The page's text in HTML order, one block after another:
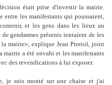
était prise d'investir la mairie.
entre les manifestants qui poussaient,
et les gens dans les lieux au
gendarmes présents tentaient de les
mairie», explique Jean Proriol, joint
a été envahi et les manifestants
des revendications à lui exposer.
je suis monté sur une chaise et j'ai